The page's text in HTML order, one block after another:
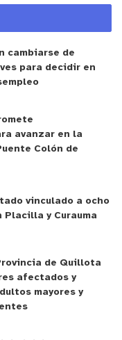
cambiarse de
para decidir en
avanzar en la
Colón de
vinculado a ocho
y Curauma
de Quillota
afectados y
mayores y